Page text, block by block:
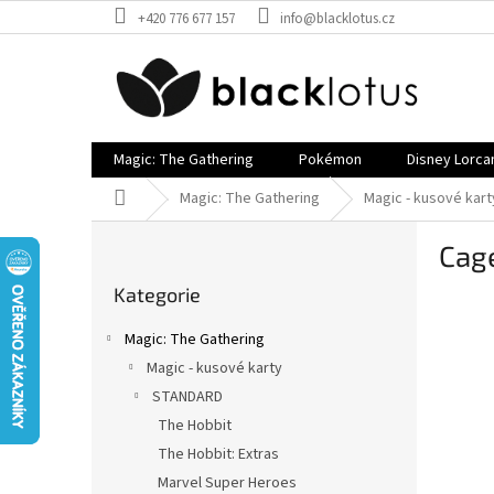
na
+420 776 677 157 info@blacklotus.cz
Magic: The Gathering Pokémon Disney
Domů Magic: The Gathering Magic - kusové
kategorie
Kategorie
Magic: The Gathering
Magic - kusové karty
STANDARD
The Hobbit
The Hobbit: Extras
Marvel Super Heroes